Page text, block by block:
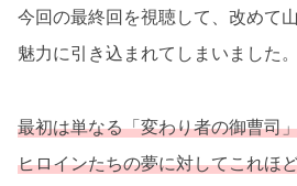
今回の最終回を視聴して、改めて
魅力に引き込まれてしまいました。
最初は単なる「変わり者の御曹司
ヒロインたちの夢に対してこれほ